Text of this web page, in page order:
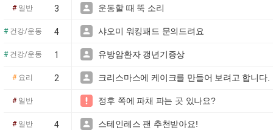
#일반 3  운동할 때 뚝 소리
#건강/운동 4  샤오미 워킹패드 문의드려요
#건강/운동 1  유방암환자 갱년기증상
#요리 2  크리스마스에 케이크를 만들어 보려고 합니다.
#일반  정후 쪽에 파채 파는 곳 있나요?
#일반 4  스테인레스 팬 추천받아요!